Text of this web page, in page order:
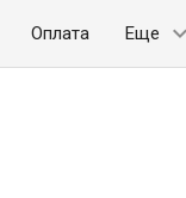
Оплата Еще